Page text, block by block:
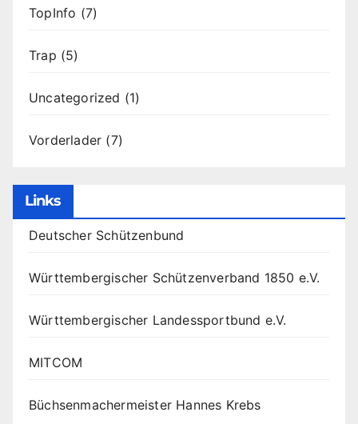
TopInfo (7)
Trap (5)
Uncategorized (1)
Vorderlader (7)
Links
Deutscher Schützenbund
Württembergischer Schützenverband 1850 e.V.
Württembergischer Landessportbund e.V.
MITCOM
Büchsenmachermeister Hannes Krebs